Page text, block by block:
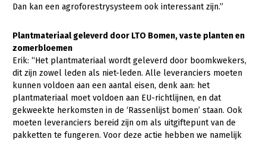
Dan kan een agroforestrysysteem ook interessant zijn.”
Plantmateriaal geleverd door LTO Bomen, vaste planten en
zomerbloemen
Erik: “Het plantmateriaal wordt geleverd door boomkwekers,
dit zijn zowel leden als niet-leden. Alle leveranciers moeten
kunnen voldoen aan een aantal eisen, denk aan: het
plantmateriaal moet voldoen aan EU-richtlijnen, en dat
gekweekte herkomsten in de ‘Rassenlijst bomen’ staan. Ook
moeten leveranciers bereid zijn om als uitgiftepunt van de
pakketten te fungeren. Voor deze actie hebben we namelijk